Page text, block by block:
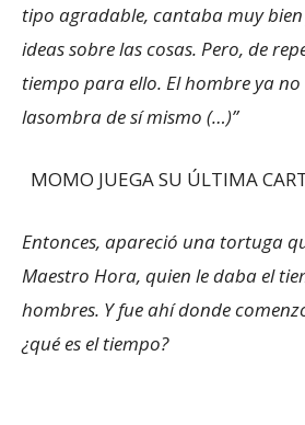
tipo agradable, cantaba muy
ideas sobre las cosas. Pero, de
tiempo para ello. El hombre ya no
lasombra de sí mismo (…)”
MOMO JUEGA SU ÚLTIMA
Entonces, apareció una tortuga
Maestro Hora, quien le daba el
hombres. Y fue ahí donde
¿qué es el tiempo?